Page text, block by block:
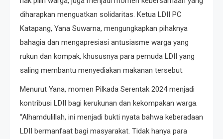
diharapkan menguatkan solidaritas. Ketua LDII PC
Katapang, Yana Suwarna, mengungkapkan pihaknya
bahagia dan mengapresiasi antusiasme warga yang
rukun dan kompak, khususnya para pemuda LDII yang
saling membantu menyediakan makanan tersebut.
Menurut Yana, momen Pilkada Serentak 2024 menjadi
kontribusi LDII bagi kerukunan dan kekompakan warga.
“Alhamdulillah, ini menjadi bukti nyata bahwa keberadaan
LDII bermanfaat bagi masyarakat. Tidak hanya para